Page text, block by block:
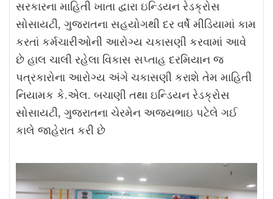
સરકારના માહિતી ખાતા દ્વારા ઇન્ડિયન રેડક્રોસ
સોસાયટી, ગુજરાતના સહયોગથી દર વર્ષે મીડિયામાં કામ
કરતાં કર્મચારીઓની આરોગ્ય ચકાસણી કરવામાં આવે
છે હાલ ચાલી રહેલા વિકાસ સપ્તાહ દરમિયાન જ
પત્રકારોના આરોગ્ય અંગે ચકાસણી કરાશે તેમ માહિતી
નિયામક કે.એલ. બચાણી તથા ઇન્ડિયન રેડક્રોસ
સોસાયટી, ગુજરાતના ચેરમેન અજયભાઇ પટેલે ગઈ
કાલે જાહેરાત કરી છે